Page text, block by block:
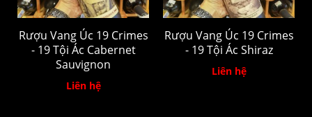
Rượu Vang Úc 19 Crimes
- 19 Tội Ác Cabernet
Sauvignon
Liên hệ
Rượu Vang Úc 19 Crimes
- 19 Tội Ác Shiraz
Liên hệ